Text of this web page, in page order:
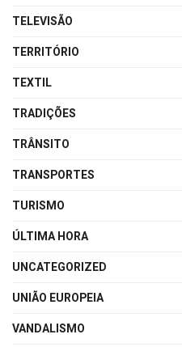
TELEVISÃO
TERRITÓRIO
TEXTIL
TRADIÇÕES
TRÂNSITO
TRANSPORTES
TURISMO
ÚLTIMA HORA
UNCATEGORIZED
UNIÃO EUROPEIA
VANDALISMO